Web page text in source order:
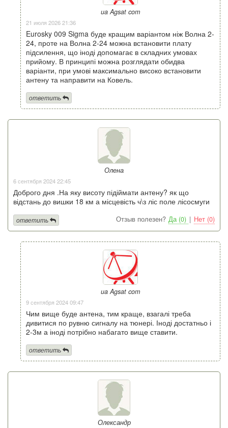
ua Agsat com
21 июля 2026 21:36
Eurosky 009 Sigma буде кращим варіантом ніж Волна 2-
24, проте на Волна 2-24 можна встановити плату
підсилення, що іноді допомагає в складних умовах
прийому. В принципі можна розглядати обидва
варіанти, при умові максимально високо встановити
антену та направити на Ковель.
ответить
Олена
6 сентября 2024 22:45
Доброго дня .На яку висоту підіймати антену? як що
відстань до вишки 18 км а місцевість ч\з ліс поле лісосмуги
Отзыв полезен? Да (0) | Нет (0)
ответить
ua Agsat com
9 сентября 2024 09:47
Чим вище буде антена, тим краще, взагалі треба
дивитися по рувню сигналу на тюнері. Іноді достатньо і
2-3м а іноді потрібно набагато вище ставити.
ответить
Олександр